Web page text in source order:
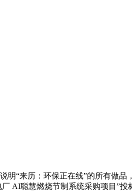
明“来历：环保正在线”的所有做
AI聪慧燃烧节制系统采购项目”